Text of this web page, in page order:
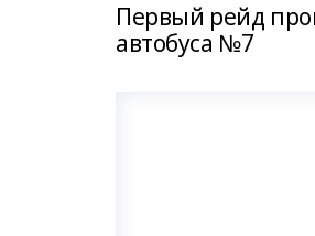
Первый рейд
автобуса №7